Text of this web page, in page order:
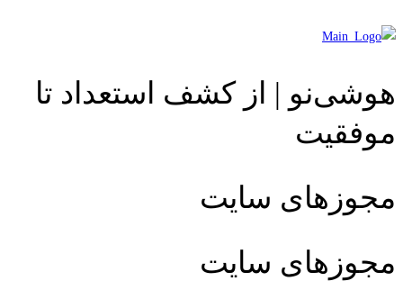
هوشی‌نو | از کشف استعداد تا
موفقیت
مجوزهای سایت
مجوزهای سایت